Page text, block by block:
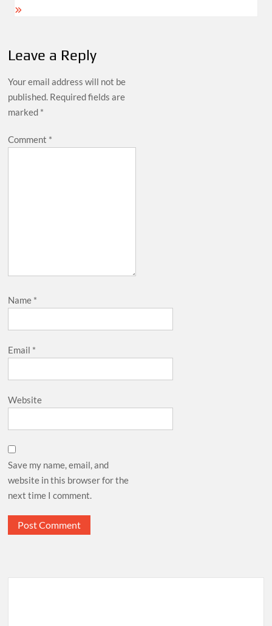
Leave a Reply
Your email address will not be
published. Required fields are
marked *
Comment *
Name *
Email *
Website
Save my name, email, and
website in this browser for the
next time I comment.